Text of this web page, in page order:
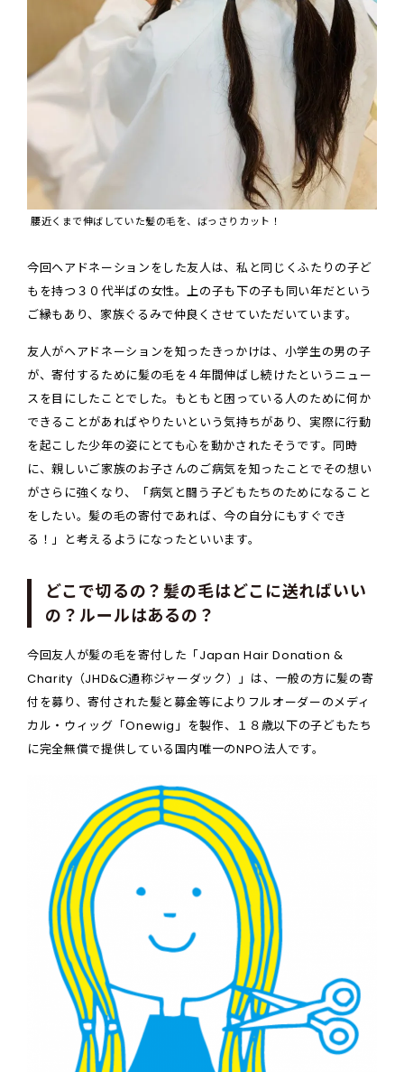
腰近くまで伸ばしていた髪の毛を、ばっさりカット！
今回ヘアドネーションをした友人は、私と同じくふたりの子ど
もを持つ３０代半ばの女性。上の子も下の子も同い年だという
ご縁もあり、家族ぐるみで仲良くさせていただいています。
友人がヘアドネーションを知ったきっかけは、小学生の男の子
が、寄付するために髪の毛を４年間伸ばし続けたというニュー
スを目にしたことでした。もともと困っている人のために何か
できることがあればやりたいという気持ちがあり、実際に行動
を起こした少年の姿にとても心を動かされたそうです。同時
に、親しいご家族のお子さんのご病気を知ったことでその想い
がさらに強くなり、「病気と闘う子どもたちのためになること
をしたい。髪の毛の寄付であれば、今の自分にもすぐでき
る！」と考えるようになったといいます。
どこで切るの？髪の毛はどこに送ればいい
の？ルールはあるの？
今回友人が髪の毛を寄付した「Japan Hair Donation &
Charity（JHD&C通称ジャーダック）」は、一般の方に髪の寄
付を募り、寄付された髪と募金等によりフルオーダーのメディ
カル・ウィッグ「Onewig」を製作、１８歳以下の子どもたち
に完全無償で提供している国内唯一のNPO法人です。